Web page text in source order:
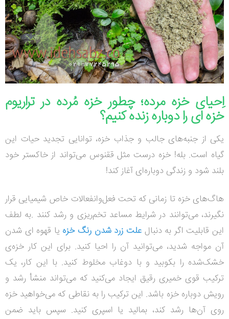
اِحیای خزه مرده؛ چطور خزه مُرده در تراریوم
خزه ای را دوباره زنده کنیم؟
یکی از جنبه‌های جالب و جذاب خزه، توانایی تجدید حیات این
گیاه است. بله! خزه درست مثل ققنوس می‌تواند از خاکستر خود
بلند شود و زندگی دوباره‌ای آغاز کند!
هاگ‌های خزه تا زمانی که تحت فعل‌وانفعالات خاص شیمیایی قرار
نگیرند، می‌توانند در شرایط مساعد تخم‌ریزی و رشد کنند .به لطف
این قابلیت اگر به دنبالعلت زرد شدن رنگ خزه یا قهوه ای شدن
آن مواجه شدید، می‌توانید آن را احیا کنید. برای این کار خزه‌ی
خشک‌شده را بکوبید و با دوغاب مخلوط کنید. با این کار، یک
ترکیب قوی خمیری رقیق ایجاد می‌کنید که می‌تواند منشأ رشد و
رویش دوباره خزه باشد. این ترکیب را به نقاطی که می‌خواهید خزه
روی آن‌ها رشد کند، بمالید یا اسپری کنید. سپس باید ضمن